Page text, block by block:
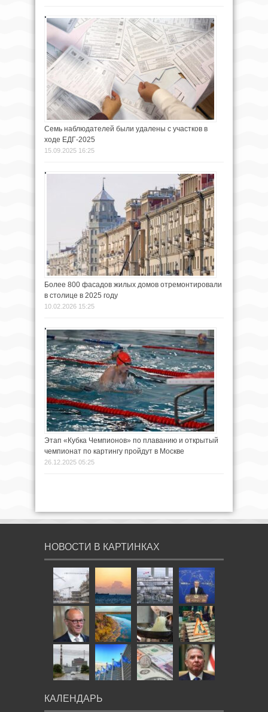
Семь наблюдателей были удалены с участков в
ходе ЕДГ-2025
15.09.2025 16:25
Более 800 фасадов жилых домов отремонтировали
в столице в 2025 году
10.02.2026 15:25
Этап «Кубка Чемпионов» по плаванию и открытый
чемпионат по картингу пройдут в Москве
26.12.2025 05:25
НОВОСТИ В КАРТИНКАХ
КАЛЕНДАРЬ